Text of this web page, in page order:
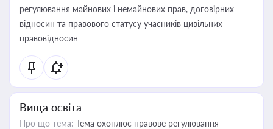
регулювання майнових і немайнових прав, договірних
відносин та правового статусу учасників цивільних
правовідносин
Вища освіта
Про що тема: Тема охоплює правове регулювання